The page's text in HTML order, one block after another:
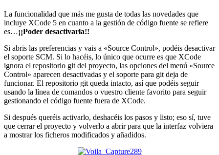
La funcionalidad que más me gusta de todas las novedades que
incluye XCode 5 en cuanto a la gestión de código fuente se refiere
es…¡¡Poder desactivarla!!
Si abris las preferencias y vais a «Source Control», podéis desactivar
el soporte SCM. Si lo hacéis, lo único que ocurre es que XCode
ignora el repositorio git del proyecto, las opciones del menú «Source
Control» aparecen desactivadas y el soporte para git deja de
funcionar. El repositorio git queda intacto, así que podéis seguir
usando la línea de comandos o vuestro cliente favorito para seguir
gestionando el código fuente fuera de XCode.
Si después queréis activarlo, deshacéis los pasos y listo; eso sí, tuve
que cerrar el proyecto y volverlo a abrir para que la interfaz volviera
a mostrar los ficheros modificados y añadidos.